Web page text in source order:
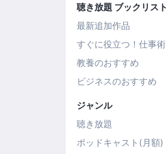
聴き放題 ブックリスト
最新追加作品
すぐに役立つ！仕事術
教養のおすすめ
ビジネスのおすすめ
ジャンル
聴き放題
ポッドキャスト(月額)